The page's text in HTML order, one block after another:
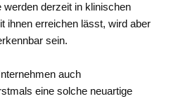
derzeit in klinischen
ihnen erreichen lässt, wird aber
sein.
auch
eine solche neuartige